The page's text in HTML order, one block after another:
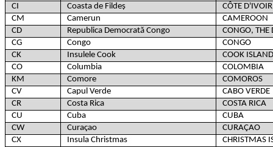
CI
Coasta de Fildeș
CÔTE
CM
Camerun
CAMEROON
CD
Republica Democrată Congo
CONGO, THE
CG
Congo
CONGO
CK
Insulele Cook
COOK
CO
Columbia
COLOMBIA
KM
Comore
COMOROS
CV
Capul Verde
CABO VERDE
CR
Costa Rica
COSTA RICA
CU
Cuba
CUBA
CW
Curaçao
CURAÇAO
CX
Insula Christmas
CHRISTMAS